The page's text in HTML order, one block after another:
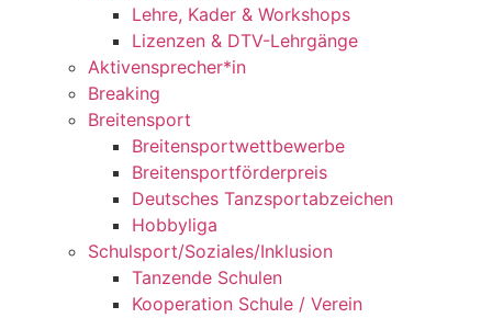
Lehre, Kader & Workshops
Lizenzen & DTV-Lehrgänge
Aktivensprecher*in
Breaking
Breitensport
Breitensportwettbewerbe
Breitensportförderpreis
Deutsches Tanzsportabzeichen
Hobbyliga
Schulsport/Soziales/Inklusion
Tanzende Schulen
Kooperation Schule / Verein